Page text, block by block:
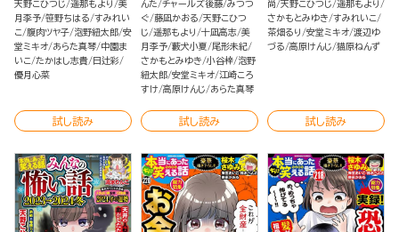
天野こひつじ 遥那もより
美
月李予 笹野ちはる すみれい
こ
腹肉ツヤ子 泡野紐太郎 安
堂ミキオ あらた真琴 中園ま
いこ たかはし志貴
日辻彩
優月心菜
試し読み
んた チャールズ後藤 みつつ
ぐ 藤凪かおる 天野こひつ
じ 遥那もより 十凪高志 美
月李予 藪犬小夏 尾形未紀
さかもとみゆき 小谷梓 泡野
紐太郎 安堂ミキオ 江崎ころ
すけ 高原けんじ あらた真琴
試し読み
尚 天野こひつじ 遥那もより
さかもとみゆき すみれいこ
茶畑るり
安堂ミキオ 渡辺ゆ
づる 高原けんじ 猫原ねんず
試し読み